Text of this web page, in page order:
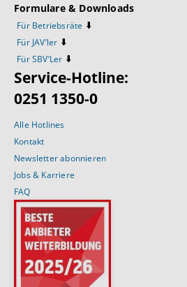
Formulare & Downloads
Für Betriebsräte ⬇️
Für JAV’ler ⬇️
Für SBV’Ler ⬇️
Service-Hotline:
0251 1350-0
Alle Hotlines
Kontakt
Newsletter abonnieren
Jobs & Karriere
FAQ